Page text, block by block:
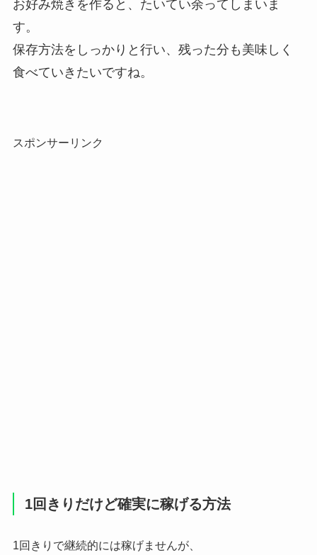
お好み焼きを作ると、たいてい余ってしまいま
す。
保存方法をしっかりと行い、残った分も美味しく
食べていきたいですね。
スポンサーリンク
1回きりだけど確実に稼げる方法
1回きりで継続的には稼げませんが、